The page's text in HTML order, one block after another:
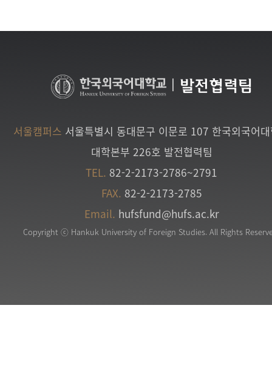
발전협력팀
서울캠퍼스 서울특별시 동대문구 이문로 107 한국외국어
대학본부 226호 발전협력팀
TEL. 82-2-2173-2786~2791
FAX. 82-2-2173-2785
Email. hufsfund@hufs.ac.kr
Copyright ⓒ Hankuk University of Foreign Studies. All Rights